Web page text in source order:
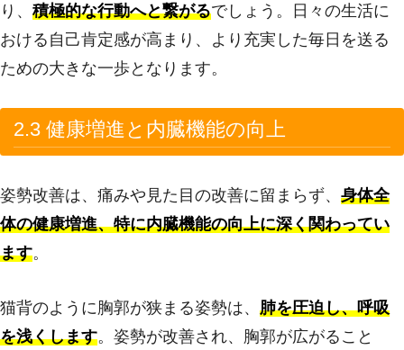
り、 積極的な行動へと繋がるでしょう。日々の生活に
おける自己肯定感が高まり、より充実した毎日を送る
ための大きな一歩となります。
2.3 健康増進と内臓機能の向上
姿勢改善は、痛みや見た目の改善に留まらず、 身体全
体の健康増進、特に内臓機能の向上に深く関わってい
ます。
猫背のように胸郭が狭まる姿勢は、 肺を圧迫し、呼吸
を浅くします。姿勢が改善され、胸郭が広がること